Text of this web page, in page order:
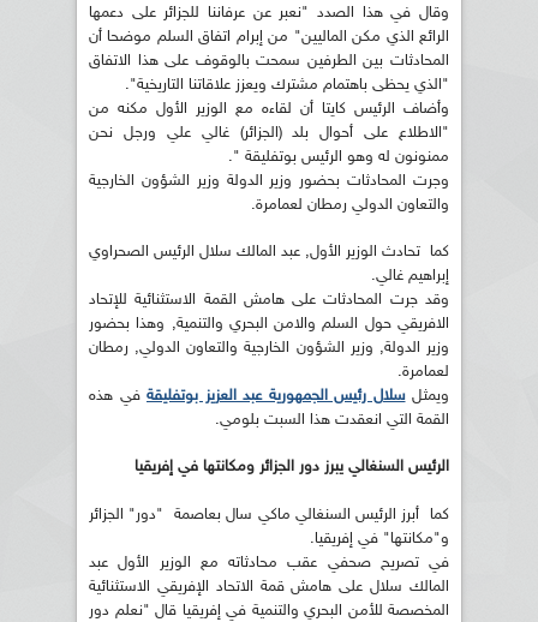
وقال في هذا الصدد "نعبر عن عرفاننا للجزائر على دعمها
الرائع الذي مكن الماليين" من إبرام اتفاق السلم موضحا أن
المحادثات بين الطرفين سمحت بالوقوف على هذا الاتفاق
"الذي يحظى باهتمام مشترك ويعزز علاقاتنا التاريخية".
وأضاف الرئيس كايتا أن لقاءه مع الوزير الأول مكنه من
"الاطلاع على أحوال بلد (الجزائر) غالي علي ورجل نحن
ممنونون له وهو الرئيس بوتفليقة ".
وجرت المحادثات بحضور وزير الدولة وزير الشؤون الخارجية
والتعاون الدولي رمطان لعمامرة.
كما تحادث الوزير الأول, عبد المالك سلال الرئيس الصحراوي
إبراهيم غالي.
وقد جرت المحادثات على هامش القمة الاستثنائية للإتحاد
الافريقي حول السلم والامن البحري والتنمية, وهذا بحضور
وزير الدولة, وزير الشؤون الخارجية والتعاون الدولي, رمطان
لعمامرة.
ويمثلسلال رئيس الجمهورية عبد العزيز بوتفليقة في هذه
القمة التي انعقدت هذا السبت بلومي.
الرئيس السنغالي يبرز دور الجزائر ومكانتها في إفريقيا
كما أبرز الرئيس السنغالي ماكي سال بعاصمة "دور" الجزائر
و"مكانتها" في إفريقيا.
في تصريح صحفي عقب محادثاته مع الوزير الأول عبد
المالك سلال على هامش قمة الاتحاد الإفريقي الاستثنائية
المخصصة للأمن البحري والتنمية في إفريقيا قال "نعلم دور